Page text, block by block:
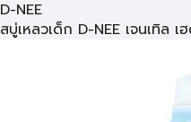
D-NEE
สบู่เหลวเด็ก D-NEE เจนเทิล